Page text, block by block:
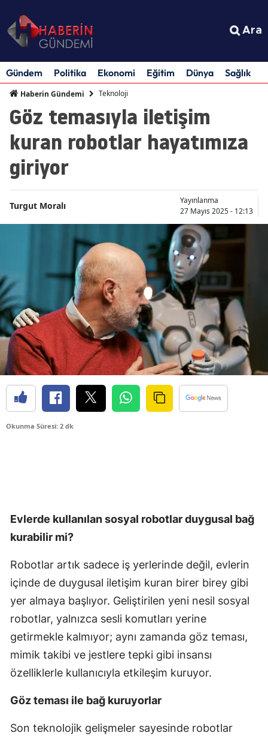
Ara
Gündem Politika Ekonomi Eğitim Dünya Sağlık
Haberin Gündemi Teknoloji
Göz temasıyla iletişim
kuran robotlar hayatımıza
giriyor
Turgut Moralı
Yayınlanma
27 Mayıs 2025 - 12:13
Okunma Süresi: 2 dk
Evlerde kullanılan sosyal robotlar duygusal bağ
kurabilir mi?
Robotlar artık sadece iş yerlerinde değil, evlerin
içinde de duygusal iletişim kuran birer birey gibi
yer almaya başlıyor. Geliştirilen yeni nesil sosyal
robotlar, yalnızca sesli komutları yerine
getirmekle kalmıyor; aynı zamanda göz teması,
mimik takibi ve jestlere tepki gibi insansı
özelliklerle kullanıcıyla etkileşim kuruyor.
Göz teması ile bağ kuruyorlar
Son teknolojik gelişmeler sayesinde robotlar